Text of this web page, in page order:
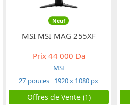
Neuf
MSI MSI MAG 255XF
Prix44 000 Da
MSI
27 pouces 1920 x 1080 px
Offres de Vente (1)